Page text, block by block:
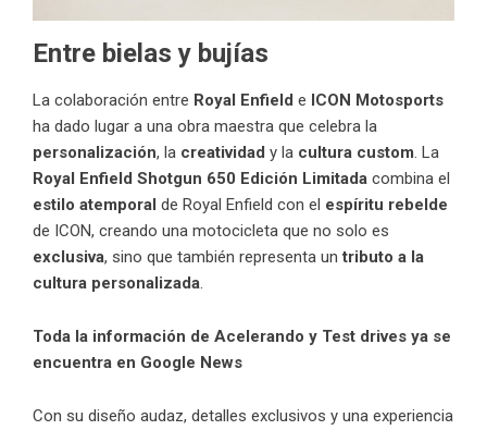
Entre bielas y bujías
La colaboración entre Royal Enfield e ICON Motosports
ha dado lugar a una obra maestra que celebra la
personalización, la creatividad y la cultura custom. La
Royal Enfield Shotgun 650 Edición Limitada combina el
estilo atemporal de Royal Enfield con el espíritu rebelde
de ICON, creando una motocicleta que no solo es
exclusiva, sino que también representa untributo a la
cultura personalizada.
Toda la información de Acelerando y Test drives ya se
encuentra en Google News
Con su diseño audaz, detalles exclusivos y una experiencia